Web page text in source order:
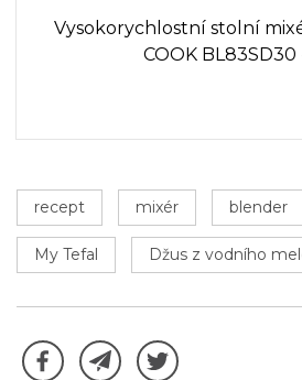
Vysokorychlostní stolní
COOK BL83SD30
recept mixér blender
My Tefal Džus z vodního